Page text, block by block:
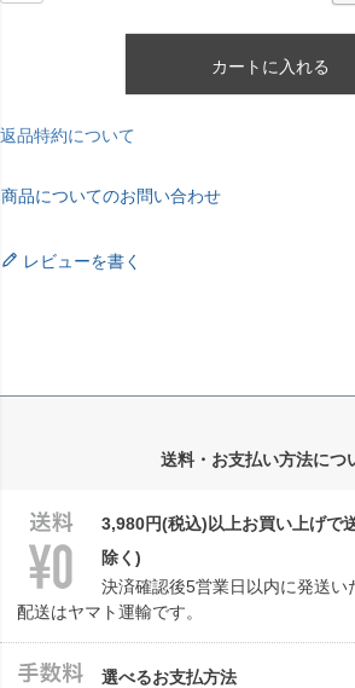
カートに入れる
返品特約について
商品についてのお問い合わせ
レビューを書く
送料・お支払い方法につ
3,980円(税込)以上お買い上げで
除く)
決済確認後5営業日以内に発送い
配送はヤマト運輸です。
選べるお支払方法